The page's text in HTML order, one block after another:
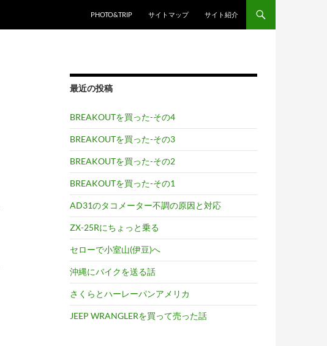
PHOTO&TRIP サイトマップ サイト紹介
最近の投稿
BREAKOUTを買った-その4
BREAKOUTを買った-その3
BREAKOUTを買った-その2
BREAKOUTを買った-その1
AD31のタコメーター不調の原因と対応
ZX-25Rにちょっと乗る
セローで小室山(伊豆)へ
沖縄にバイクを送る話
さくらとハーレーパンアメリカ
JEEP WRANGLERを買って売った話